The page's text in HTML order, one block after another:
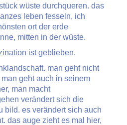
wüste durchqueren. das
leben fesseln, ich
ort der erde
mitten in der wüste.
ist geblieben.
man geht nicht
geht auch in seinem
man macht
verändert sich die
bild. es verändert sich auch
das auge zieht es mal hier,